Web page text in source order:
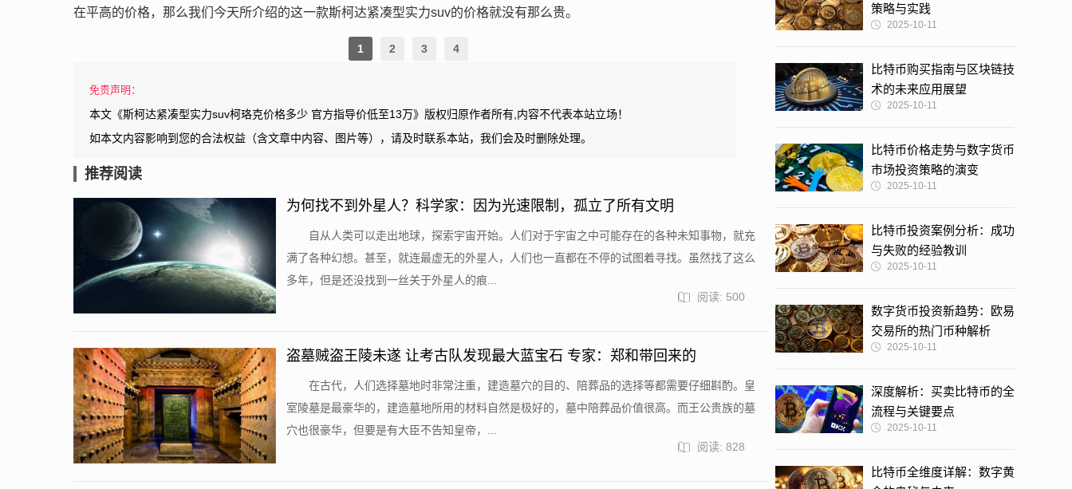
在平高的价格，那么我们今天所介绍的这一款斯柯达紧凑型实力suv的价格就没有那么贵。
1 2 3 4
免责声明：
本文《斯柯达紧凑型实力suv柯珞克价格多少 官方指导价低至13万》版权归原作者所有,内容不代表本站立场！
如本文内容影响到您的合法权益（含文章中内容、图片等），请及时联系本站，我们会及时删除处理。
推荐阅读
为何找不到外星人？科学家：因为光速限制，孤立了所有文明
自从人类可以走出地球，探索宇宙开始。人们对于宇宙之中可能存在的各种未知事物，就充
满了各种幻想。甚至，就连最虚无的外星人，人们也一直都在不停的试图着寻找。虽然找了这么
多年，但是还没找到一丝关于外星人的痕...
阅读: 500
盗墓贼盗王陵未遂 让考古队发现最大蓝宝石 专家：郑和带回来的
在古代，人们选择墓地时非常注重，建造墓穴的目的、陪葬品的选择等都需要仔细斟酌。皇
室陵墓是最豪华的，建造墓地所用的材料自然是极好的，墓中陪葬品价值很高。而王公贵族的墓
穴也很豪华，但要是有大臣不告知皇帝，...
阅读: 828
策略与实践
2025-10-11
比特币购买指南与区块链技
术的未来应用展望
2025-10-11
比特币价格走势与数字货币
市场投资策略的演变
2025-10-11
比特币投资案例分析：成功
与失败的经验教训
2025-10-11
数字货币投资新趋势：欧易
交易所的热门币种解析
2025-10-11
深度解析：买卖比特币的全
流程与关键要点
2025-10-11
比特币全维度详解：数字黄